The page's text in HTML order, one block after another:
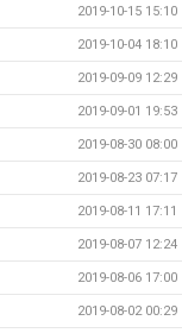
2019-10-15 15:10
2019-10-04 18:10
2019-09-09 12:29
2019-09-01 19:53
2019-08-30 08:00
2019-08-23 07:17
2019-08-11 17:11
2019-08-07 12:24
2019-08-06 17:00
2019-08-02 00:29